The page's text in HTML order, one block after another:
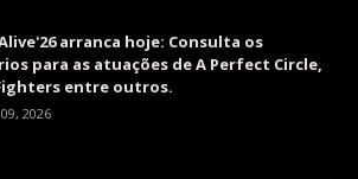
arranca hoje: Consulta os
para as atuações de A Perfect Circle,
entre outros.
2026